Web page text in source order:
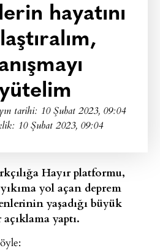
hayatını
tarihi: 10 Şubat 2023, 09:04
10 Şubat 2023, 09:04
Hayır platformu,
yol açan deprem
yaşadığı büyük
yaptı.